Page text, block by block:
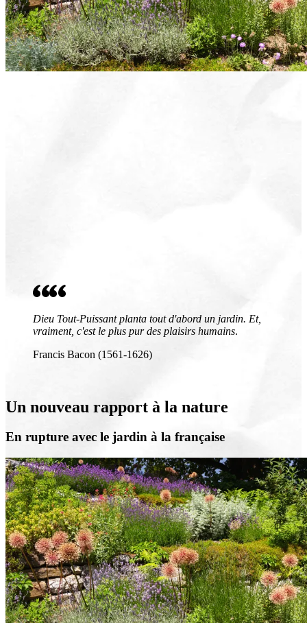
Dieu Tout-Puissant planta tout d'abord un jardin. Et,
vraiment, c'est le plus pur des plaisirs humains.
Francis Bacon (1561-1626)
Un nouveau rapport à la nature
En rupture avec le jardin à la française